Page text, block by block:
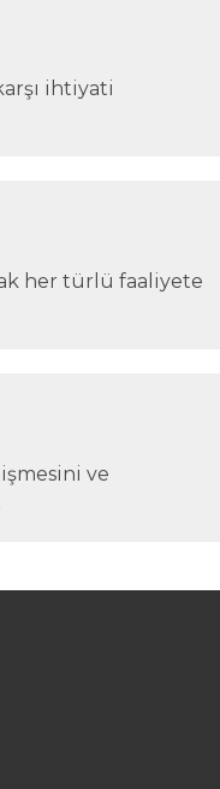
ihtiyati
her türlü faaliyete
ve